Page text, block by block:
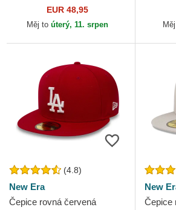
Icon New York Yankees MLB
New Era
EUR 48,95
Měj to úterý, 11. srpen
(4.8)
New Era
Čepice rovná červená
New
Čepice